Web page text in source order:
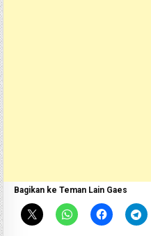
Bagikan ke Teman Lain Gaes